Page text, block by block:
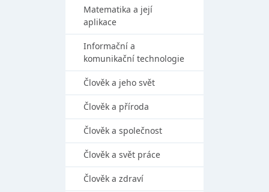
Matematika a její
aplikace
Informační a
komunikační technologie
Člověk a jeho svět
Člověk a příroda
Člověk a společnost
Člověk a svět práce
Člověk a zdraví